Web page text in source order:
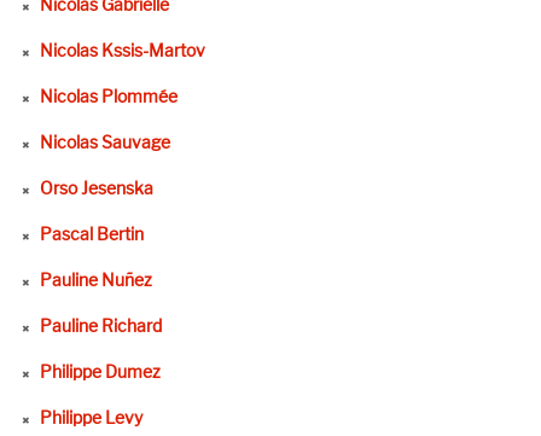
Nicolas Gabrielle
Nicolas Kssis-Martov
Nicolas Plommée
Nicolas Sauvage
Orso Jesenska
Pascal Bertin
Pauline Nuñez
Pauline Richard
Philippe Dumez
Philippe Levy